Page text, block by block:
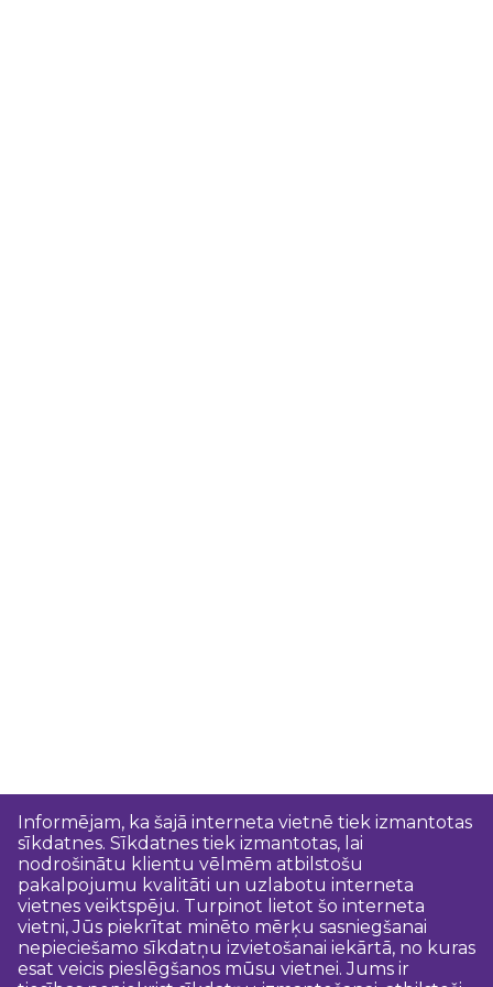
Informējam, ka šajā interneta vietnē tiek izmantotas
sīkdatnes. Sīkdatnes tiek izmantotas, lai
nodrošinātu klientu vēlmēm atbilstošu
pakalpojumu kvalitāti un uzlabotu interneta
vietnes veiktspēju. Turpinot lietot šo interneta
vietni, Jūs piekrītat minēto mērķu sasniegšanai
nepieciešamo sīkdatņu izvietošanai iekārtā, no kuras
esat veicis pieslēgšanos mūsu vietnei. Jums ir